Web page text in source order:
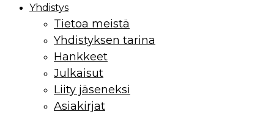
Yhdistys
Tietoa meistä
Yhdistyksen tarina
Hankkeet
Julkaisut
Liity jäseneksi
Asiakirjat